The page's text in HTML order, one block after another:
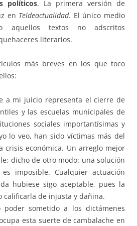
políticos. La primera versión de
en Teldeactualidad. El único medio
textos no adscritos
literarios.
más breves en los que toco
a mi juicio representa el cierre de
y las escuelas municipales de
sociales importantísimas y
lo veo, han sido víctimas más del
crisis económica. Un arreglo mejor
dicho de otro modo: una solución
imposible. Cualquier actuación
hubiese sigo aceptable, pues la
calificarla de injusta y dañina.
poder sometido a los dictámenes
esta suerte de cambalache en